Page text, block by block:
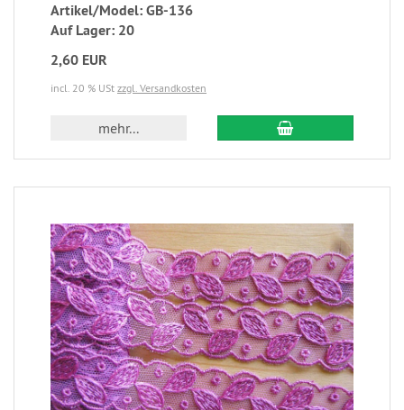
Artikel/Model: GB-136
Auf Lager: 20
2,60 EUR
incl. 20 % USt zzgl. Versandkosten
mehr...